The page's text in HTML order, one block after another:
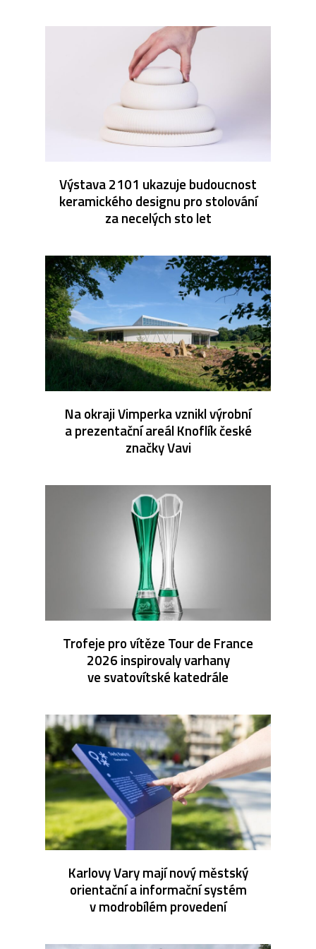
Výstava 2101 ukazuje budoucnost
keramického designu pro stolování
za necelých sto let
Na okraji Vimperka vznikl výrobní
a prezentační areál Knoflík české
značky Vavi
Trofeje pro vítěze Tour de France
2026 inspirovaly varhany
ve svatovítské katedrále
Karlovy Vary mají nový městský
orientační a informační systém
v modrobílém provedení